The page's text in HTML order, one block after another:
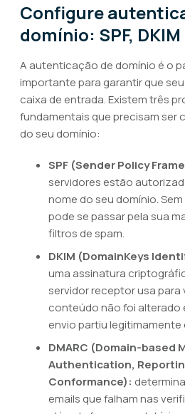
Configure
domínio: SPF, DKIM
A autenticação de domínio é o
importante para garantir que
caixa de entrada. Existem três
fundamentais que precisam ser
do seu domínio:
SPF (Sender Policy
servidores estão
nome do seu domínio.
pode se passar pela sua
filtros de spam.
DKIM (DomainKeys
uma assinatura
servidor receptor usa para
conteúdo não foi alterado
envio partiu legitimamente
DMARC (Domain-based
Authentication,
Conformance):
emails que falham nas